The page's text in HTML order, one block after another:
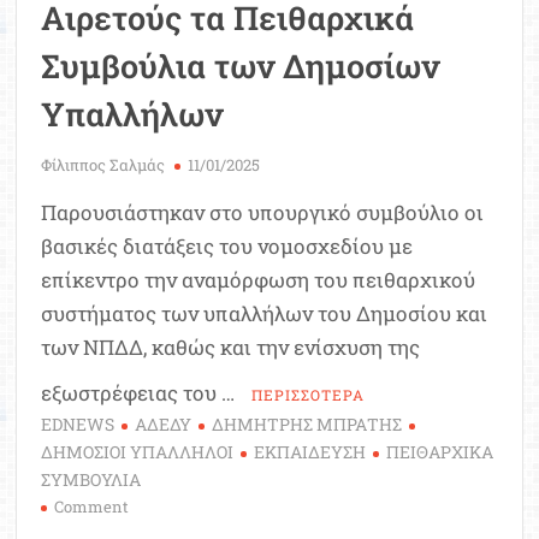
Αιρετούς τα Πειθαρχικά
Συμβούλια των Δημοσίων
Υπαλλήλων
Φίλιππος Σαλμάς 11/01/2025
Παρουσιάστηκαν στο υπουργικό συμβούλιο οι
βασικές διατάξεις του νομοσχεδίου με
επίκεντρο την αναμόρφωση του πειθαρχικού
συστήματος των υπαλλήλων του Δημοσίου και
των ΝΠΔΔ, καθώς και την ενίσχυση της
εξωστρέφειας του …
ΠΕΡΙΣΣΟΤΕΡΑ
EDNEWS ΑΔΕΔΥ
ΔΗΜΗΤΡΗΣ ΜΠΡΑΤΗΣ
ΔΗΜΟΣΙΟΙ ΥΠΑΛΛΗΛΟΙ
ΕΚΠΑΙΔΕΥΣΗ
ΠΕΙΘΑΡΧΙΚΑ
ΣΥΜΒΟΥΛΙΑ
Comment